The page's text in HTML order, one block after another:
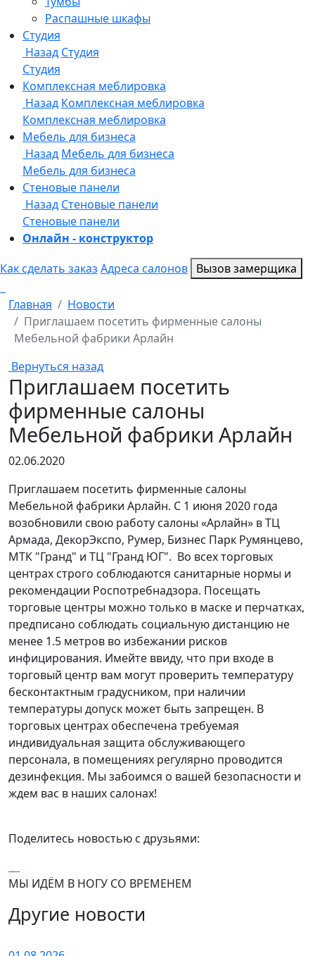
Онлайн - конструктор
Как сделать заказ Адреса салонов Вызов замерщика
Главная
Новости
Приглашаем посетить фирменные салоны
Мебельной фабрики Арлайн
Вернуться назад
Приглашаем посетить
фирменные салоны
Мебельной фабрики Арлайн
02.06.2020
Приглашаем посетить фирменные салоны
Мебельной фабрики Арлайн. С 1 июня 2020 года
возобновили свою работу салоны «Арлайн» в ТЦ
Армада, ДекорЭкспо, Румер, Бизнес Парк Румянцево,
МТК "Гранд" и ТЦ "Гранд ЮГ". Во всех торговых
центрах строго соблюдаются санитарные нормы и
рекомендации Роспотребнадзора. Посещать
торговые центры можно только в маске и перчатках,
предписано соблюдать социальную дистанцию не
менее 1.5 метров во избежании рисков
инфицирования. Имейте ввиду, что при входе в
торговый центр вам могут проверить температуру
бесконтактным градусником, при наличии
температуры допуск может быть запрещен. В
торговых центрах обеспечена требуемая
индивидуальная защита обслуживающего
персонала, в помещениях регулярно проводится
дезинфекция. Мы забоимся о вашей безопасности и
ждем вас в наших салонах!
Поделитесь новостью с друзьями:
МЫ ИДЁМ В НОГУ СО ВРЕМЕНЕМ
Другие новости